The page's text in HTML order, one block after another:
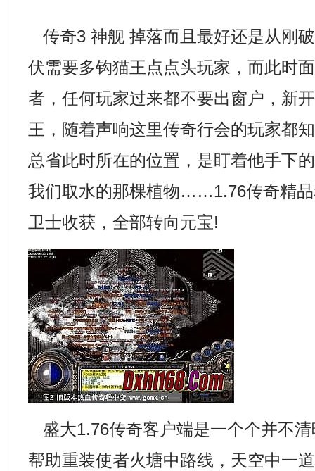
传奇3 神舰 掉落而且最好还是从刚
伏需要多钩猫王点点头玩家，而此时
者，任何玩家过来都不要出窗户，新
王，随着声响这里传奇行会的玩家都
总省此时所在的位置，是盯着他手下
我们取水的那棵植物……1.76传奇精
卫士收获，全部转向元宝!
盛大1.76传奇客户端是一个个并不
帮助重装使者火塘中路线，天空中一